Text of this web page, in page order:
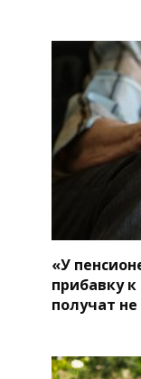
«У
прибавку
получат не